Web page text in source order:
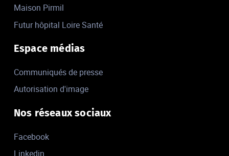
Maison Pirmil
Futur hôpital Loire Santé
Espace médias
Communiqués de presse
Autorisation d'image
Nos réseaux sociaux
Facebook
Linkedin